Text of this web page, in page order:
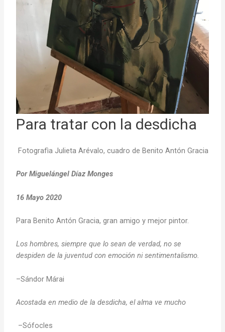
Para tratar con la desdicha
Fotografìa Julieta Arévalo, cuadro de Benito Antón Gracia
Por Miguelángel Díaz Monges
16 Mayo 2020
Para Benito Antón Gracia, gran amigo y mejor pintor.
Los hombres, siempre que lo sean de verdad, no se
despiden de la juventud con emoción ni sentimentalismo.
–Sándor Márai
Acostada en medio de la desdicha, el alma ve mucho
–Sófocles